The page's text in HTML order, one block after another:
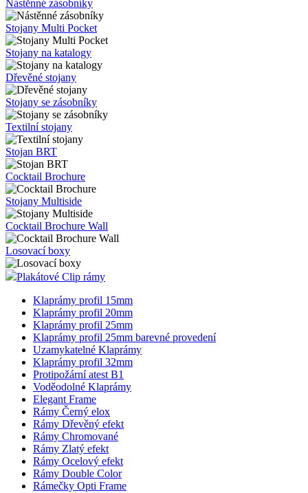
Nástěnné zásobníky
Stojany Multi Pocket
Stojany na katalogy
Dřevěné stojany
Stojany se zásobníky
Textilní stojany
Stojan BRT
Cocktail Brochure
Stojany Multiside
Cocktail Brochure Wall
Losovací boxy
Plakátové Clip rámy
Klaprámy profil 15mm
Klaprámy profil 20mm
Klaprámy profil 25mm
Klaprámy profil 25mm barevné provedení
Uzamykatelné Klaprámy
Klaprámy profil 32mm
Protipožární atest B1
Voděodolné Klaprámy
Elegant Frame
Rámy Černý elox
Rámy Dřevěný efekt
Rámy Chromované
Rámy Zlatý efekt
Rámy Ocelový efekt
Rámy Double Color
Rámečky Opti Frame